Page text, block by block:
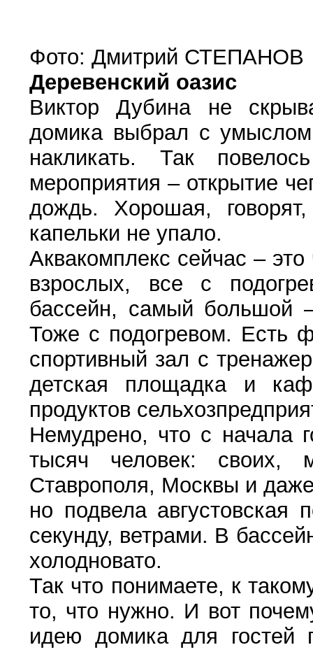
Фото: Дмитрий СТЕПАНОВ
Деревенский оазис
Виктор Дубина не
домика выбрал с
накликать. Так
мероприятия – открытие
дождь. Хорошая,
капельки не упало.
Аквакомплекс сейчас –
взрослых, все с
бассейн, самый большой
Тоже с подогревом. Есть
спортивный зал с
детская площадка и
продуктов
Немудрено, что с начала
тысяч человек: своих,
Ставрополя, Москвы и
но подвела
секунду, ветрами. В
холодновато.
Так что понимаете, к
то, что нужно. И вот
идею домика для гостей